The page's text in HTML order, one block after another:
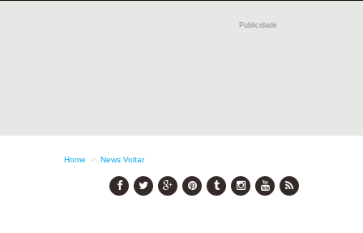
Publicidade
Home > News Voltar